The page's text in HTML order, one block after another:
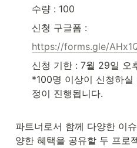
수량 : 100
신청 구글폼 :
https://forms.gle/
신청 기한 : 7월 29일 오
*100명 이상이 신청하
정이 진행됩니다.
파트너로서 함께 다양한 이
양한 혜택을 공유할 두 프로